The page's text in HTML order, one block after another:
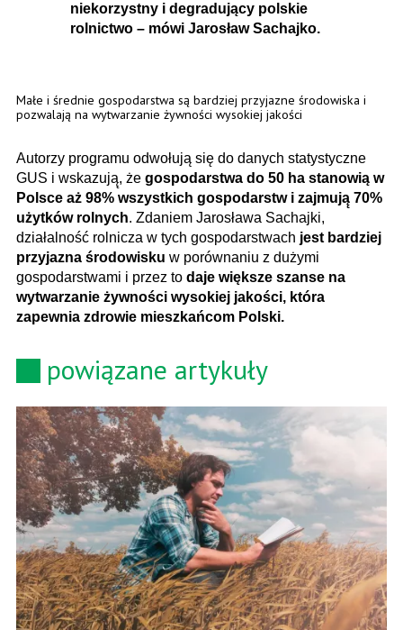
niekorzystny i degradujący polskie
rolnictwo – mówi Jarosław Sachajko.
Małe i średnie gospodarstwa są bardziej przyjazne środowiska i
pozwalają na wytwarzanie żywności wysokiej jakości
Autorzy programu odwołują się do danych statystyczne
GUS i wskazują̨, że gospodarstwa do 50 ha stanowią w
Polsce aż 98% wszystkich gospodarstw i zajmują̨ 70%
użytków rolnych. Zdaniem Jarosława Sachajki,
działalność rolnicza w tych gospodarstwach jest bardziej
przyjazna środowisku w porównaniu z dużymi
gospodarstwami i przez to daje większe szanse na
wytwarzanie żywności wysokiej jakości, która
zapewnia zdrowie mieszkańcom Polski.
powiązane artykuły